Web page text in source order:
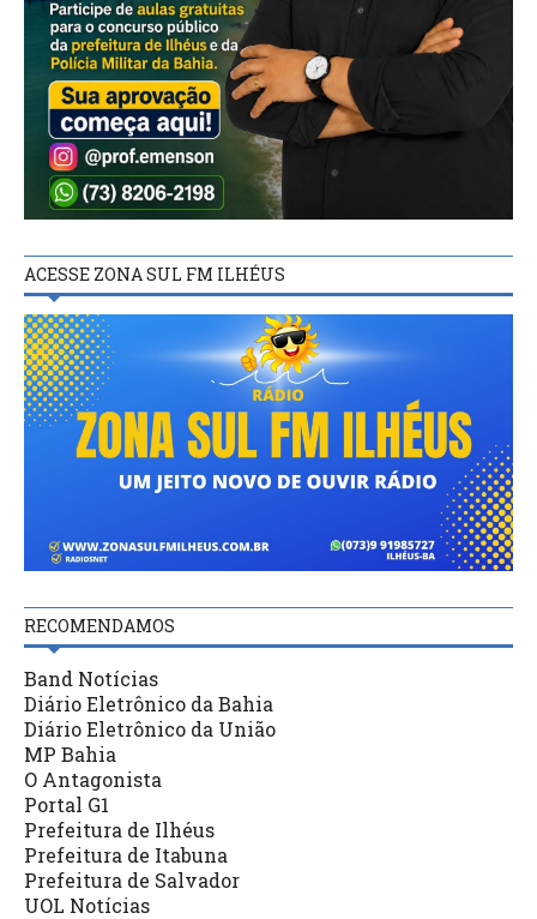
ACESSE ZONA SUL FM ILHÉUS
RECOMENDAMOS
Band Notícias
Diário Eletrônico da Bahia
Diário Eletrônico da União
MP Bahia
O Antagonista
Portal G1
Prefeitura de Ilhéus
Prefeitura de Itabuna
Prefeitura de Salvador
UOL Notícias